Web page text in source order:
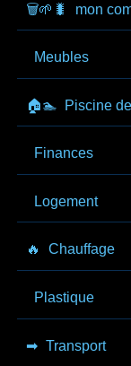
🗑️🌱🐛 mon
Meubles
🏠🏊 Piscine
Finances
Logement
🔥 Chauffage
Plastique
➡ Transport